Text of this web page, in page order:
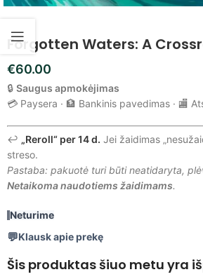
Forgotten Waters: A
€60.00
🔒 Saugus apmokėjimas
💳 Paysera · 🏦 Bankinis pavedimas · 🏬
↩️ „Reroll“ per 14 d. Jei žaidimas
streso.
Pastaba: pakuotė turi būti neatidaryta,
Netaikoma naudotiems žaidimams.
Neturime
Klausk apie prekę
Šis produktas šiuo metu yra